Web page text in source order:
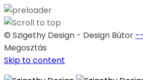
© Szigethy Design - Design Bútor --
Megosztás
Skip to content